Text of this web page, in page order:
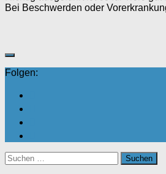
Bei Beschwerden oder
Folgen:
Suchen
nach: